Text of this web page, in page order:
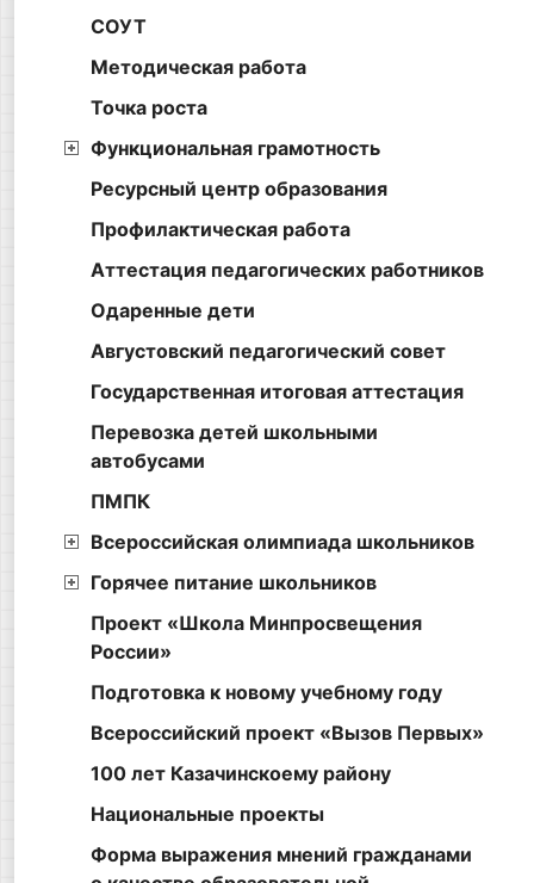
СОУТ
Методическая работа
Точка роста
Функциональная грамотность
Ресурсный центр образования
Профилактическая работа
Аттестация педагогических работников
Одаренные дети
Августовский педагогический совет
Государственная итоговая аттестация
Перевозка детей школьными
автобусами
ПМПК
Всероссийская олимпиада школьников
Горячее питание школьников
Проект «Школа Минпросвещения
России»
Подготовка к новому учебному году
Всероссийский проект «Вызов Первых»
100 лет Казачинскоему району
Национальные проекты
Форма выражения мнений гражданами